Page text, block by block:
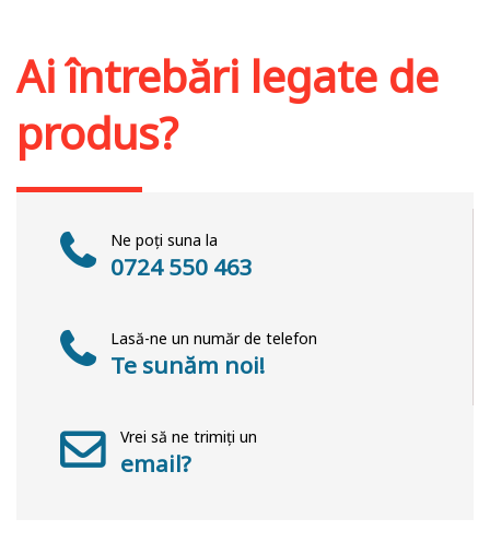
Ai întrebări legate de
produs?
Ne poți suna la
0724 550 463
Lasă-ne un număr de telefon
Te sunăm noi!
Vrei să ne trimiți un
email?